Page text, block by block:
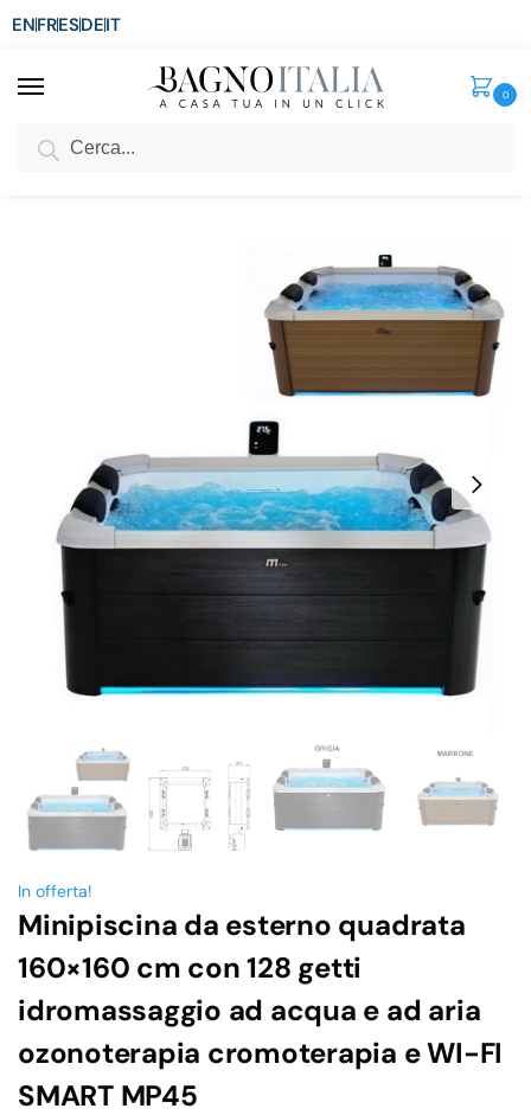
ENFRESDEIT
0
SCONTO del 3%
In offerta!
Minipiscina da esterno quadrata
160×160 cm con 128 getti
idromassaggio ad acqua e ad aria
ozonoterapia cromoterapia e WI-FI
SMART MP45